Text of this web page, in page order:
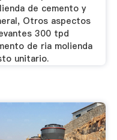
de cemento y
Otros aspectos
300 tpd
de ria molienda
unitario.